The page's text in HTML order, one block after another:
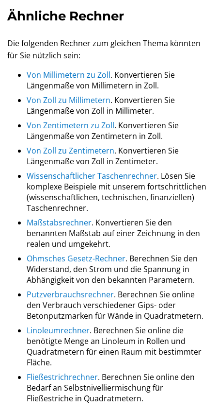
Ähnliche Rechner
Die folgenden Rechner zum gleichen Thema könnten
für Sie nützlich sein:
Von Millimetern zu Zoll. Konvertieren Sie
Längenmaße von Millimetern in Zoll.
Von Zoll zu Millimetern. Konvertieren Sie
Längenmaße von Zoll in Millimeter.
Von Zentimetern zu Zoll. Konvertieren Sie
Längenmaße von Zentimetern in Zoll.
Von Zoll zu Zentimetern. Konvertieren Sie
Längenmaße von Zoll in Zentimeter.
Wissenschaftlicher Taschenrechner. Lösen Sie
komplexe Beispiele mit unserem fortschrittlichen
(wissenschaftlichen, technischen, finanziellen)
Taschenrechner.
Maßstabsrechner. Konvertieren Sie den
benannten Maßstab auf einer Zeichnung in den
realen und umgekehrt.
Ohmsches Gesetz-Rechner. Berechnen Sie den
Widerstand, den Strom und die Spannung in
Abhängigkeit von den bekannten Parametern.
Putzverbrauchsrechner. Berechnen Sie online
den Verbrauch verschiedener Gips- oder
Betonputzmarken für Wände in Quadratmetern.
Linoleumrechner. Berechnen Sie online die
benötigte Menge an Linoleum in Rollen und
Quadratmetern für einen Raum mit bestimmter
Fläche.
Fließestrichrechner. Berechnen Sie online den
Bedarf an Selbstnivelliermischung für
Fließestriche in Quadratmetern.